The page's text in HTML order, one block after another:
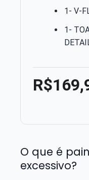
1- V-
1-
O que é
excessivo?